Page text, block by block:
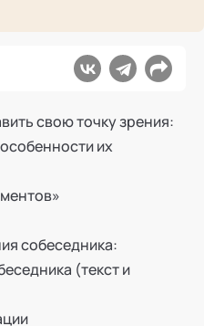
свою точку зрения:
их
собеседника:
(текст и